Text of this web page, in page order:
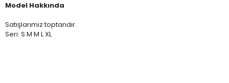
Model Hakkında
Satışlarımız toptandır.
Seri: S M M L XL